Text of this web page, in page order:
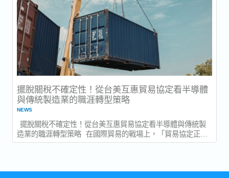
擺脫關稅不確定性！從台美互惠貿易協定看半導體
與傳統製造業的職涯轉型策略
NEWS
擺脫關稅不確定性！從台美互惠貿易協定看半導體與傳統製
造業的職涯轉型策略 在國際貿易的戰場上，「貿易協定正式
簽署」與「條款正式生效」其實是兩碼子事。而這兩個節點之
美國在 2026...